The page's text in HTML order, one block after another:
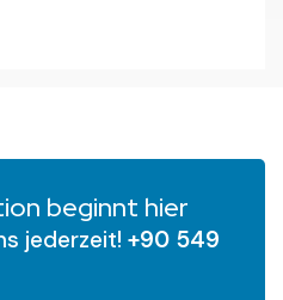
beginnt hier
jederzeit! +90 549